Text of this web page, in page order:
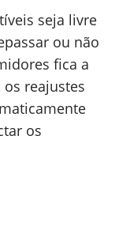
seja livre
ou não
fica a
reajustes
os